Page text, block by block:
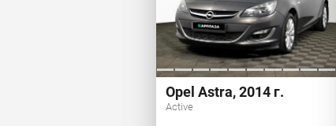
Opel Astra, 2014 г.
Active